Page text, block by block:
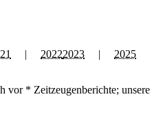
| 20222023 | 2025
vor * Zeitzeugenberichte; unsere